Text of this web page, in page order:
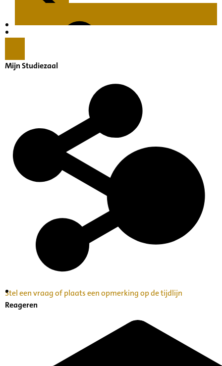
Inventaris Betekende partituren, geordend op
Mijn Studiezaal
Stel een vraag of plaats een opmerking op de tijdlijn
Reageren